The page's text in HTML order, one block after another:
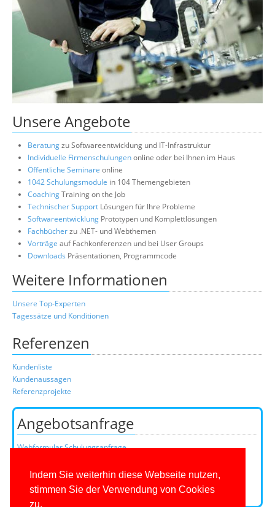
Indem Sie weiterhin diese Webseite nutzen,
stimmen Sie der Verwendung von Cookies
zu.
Unsere Angebote
Beratungzu Softwareentwicklung und IT-Infrastruktur
Individuelle Firmenschulungenonline oder bei Ihnen im Haus
Öffentliche Seminare online
1042 Schulungsmodule in 104 Themengebieten
CoachingTraining on the Job
Technischer Support Lösungen für Ihre Probleme
Softwareentwicklung Prototypen und Komplettlösungen
Fachbücherzu .NET- und Webthemen
Vorträge auf Fachkonferenzen und bei User Groups
Downloads Präsentationen, Programmcode
Weitere Informationen
Unsere Top-Experten
Tagessätze und Konditionen
Referenzen
Kundenliste
Kundenaussagen
Referenzprojekte
Angebotsanfrage
Webformular Schulungsanfrage
oder über unser Kundenteam:
Telefon
+49 (0)201 649590-50
(Mo-Fr 9-16 Uhr)
E-Mail: